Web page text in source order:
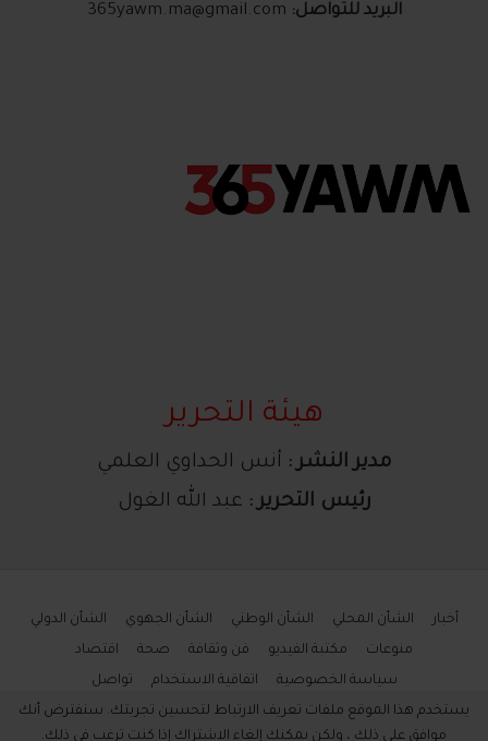
البريد للتواصل:
هيئة التحرير
مدير النشر : أنس الحداوي العلمي
رئيس التحرير : عبد الله الغول
أخبار الشأن المحلي الشأن الوطني الشأن الجهوي
الشأن الدولي
منوعات
مكتبة الفيديو فن وثقافة صحة
اقتصاد
سياسة الخصوصية
اتفاقية الاستخدام تواصل
يستخدم هذا الموقع ملفات تعريف الارتباط لتحسين تجربتك. سنفترض أنك
موافق على ذلك ، ولكن يمكنك إلغاء الاشتراك إذا كنت ترغب في ذلك.